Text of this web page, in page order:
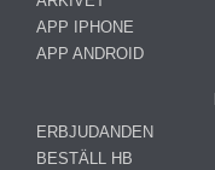
APP IPHONE
APP ANDROID
ERBJUDANDEN
BESTÄLL HB